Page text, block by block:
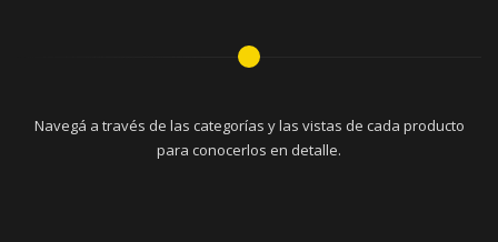
Navegá a través de las categorías y las vistas de cada producto
para conocerlos en detalle.